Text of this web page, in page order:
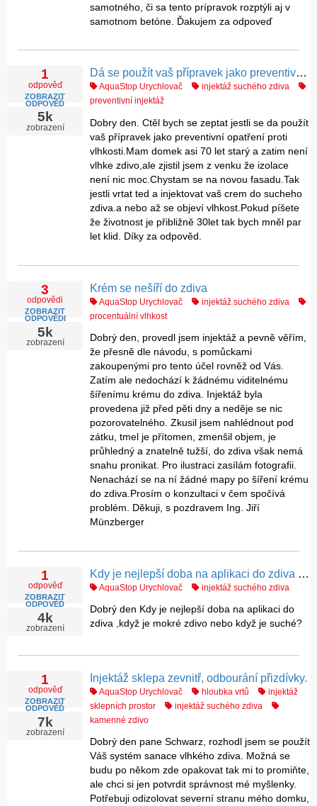
samotného, či sa tento prípravok rozptýli aj v
samotnom betóne. Ďakujem za odpoveď
1
odpověď
ZOBRAZIT
ODPOVĚĎ
5k
zobrazení
Dá se použít vaš přípravek jako preventivní opatření proti vlhkosti ?
AquaStop Urychlovač
injektáž suchého zdiva
preventivní injektáž
Dobry den. Ctěl bych se zeptat jestli se da použít
vaš přípravek jako preventivní opatření proti
vlhkosti.Mam domek asi 70 let starý a zatim není
vlhke zdivo,ale zjistil jsem z venku že izolace
není nic moc.Chystam se na novou fasadu.Tak
jestli vrtat ted a injektovat vaš crem do sucheho
zdiva.a nebo až se objeví vlhkost.Pokud píšete
že životnost je přibližně 30let tak bych mněl par
let klid. Díky za odpověd.
3
odpovědi
ZOBRAZIT
ODPOVĚDI
5k
zobrazení
Krém se nešíří do zdiva
AquaStop Urychlovač
injektáž suchého zdiva
procentuální vlhkost
Dobrý den, provedl jsem injektáž a pevně věřím,
že přesně dle návodu, s pomůckami
zakoupenými pro tento účel rovněž od Vás.
Zatím ale nedochází k žádnému viditelnému
šířenímu krému do zdiva. Injektáž byla
provedena již před pěti dny a neděje se nic
pozorovatelného. Zkusil jsem nahlédnout pod
zátku, tmel je přítomen, zmenšil objem, je
průhledný a znatelně tužší, do zdiva však nemá
snahu pronikat. Pro ilustraci zasílám fotografii.
Nenachází se na ní žádné mapy po šíření krému
do zdiva.Prosím o konzultaci v čem spočívá
problém. Děkuji, s pozdravem Ing. Jiří
Münzberger
1
odpověď
ZOBRAZIT
ODPOVĚĎ
4k
zobrazení
Kdy je nejlepší doba na aplikaci do zdiva ,když je mokré zdivo nebo když je suché?
AquaStop Urychlovač injektáž suchého zdiva
Dobrý den Kdy je nejlepší doba na aplikaci do
zdiva ,když je mokré zdivo nebo když je suché?
1
odpověď
ZOBRAZIT
ODPOVĚĎ
7k
zobrazení
Injektáž sklepa zevnitř, odbourání přizdívky.
AquaStop Urychlovač hloubka vrtů
injektáž
sklepních prostor
injektáž suchého zdiva
kamenné zdivo
Dobrý den pane Schwarz, rozhodl jsem se použít
Váš systém sanace vlhkého zdiva. Možná se
budu po někom zde opakovat tak mi to promiňte,
ale chci si jen potvrdit správnost mé myšlenky.
Potřebuji odizolovat severní stranu mého domku,